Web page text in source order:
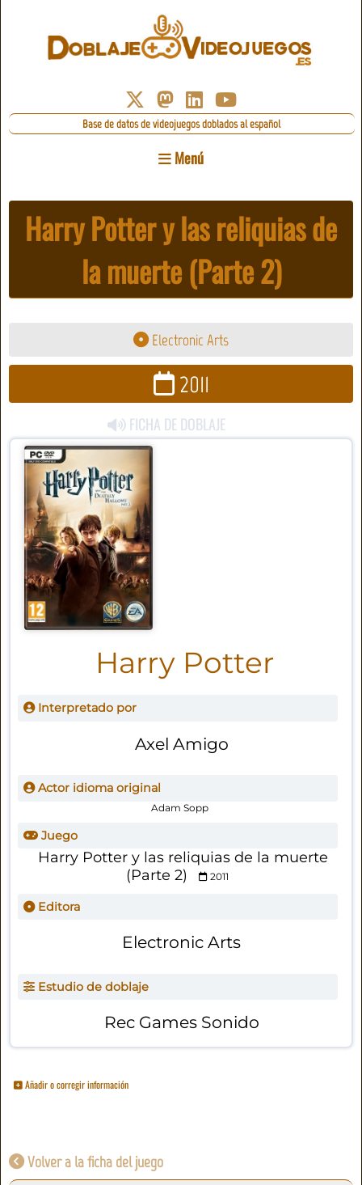
Base de datos de videojuegos doblados al español
Menú
Harry Potter y las reliquias de
la muerte (Parte 2)
Electronic Arts
2011
FICHA DE DOBLAJE
Harry Potter
Interpretado por
Axel Amigo
Actor idioma original
Adam Sopp
Juego
Harry Potter y las reliquias de la muerte
(Parte 2)
2011
Editora
Electronic Arts
Estudio de doblaje
Rec Games Sonido
Añadir o corregir información
Volver a la ficha del juego